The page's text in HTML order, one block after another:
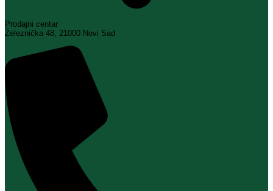
Prodajni centar
Železnička 48, 21000 Novi Sad